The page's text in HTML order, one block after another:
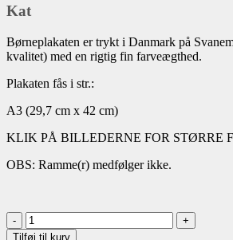
Kat
Børneplakaten er trykt i Danmark på
kvalitet) med en rigtig fin farveægthed.
Plakaten fås i str.:
A3 (29,7 cm x 42 cm)
KLIK PÅ BILLEDERNE FOR STØRRE
OBS: Ramme(r) medfølger ikke.
Kat
børneplakat
Tilføj til kurv